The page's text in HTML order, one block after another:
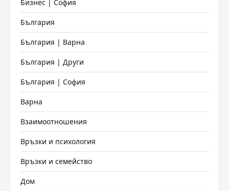
Бизнес | София
България
България | Варна
България | Други
България | София
Варна
Взаимоотношения
Връзки и психология
Връзки и семейство
Дом